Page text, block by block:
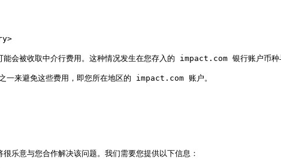
能会被收取中介行费用。这种情况发生在您存入的 impact.com 银行账户币种
来避免这些费用，即您所在地区的 impact.com 账户。
乐意与您合作解决该问题。我们需要您提供以下信息：